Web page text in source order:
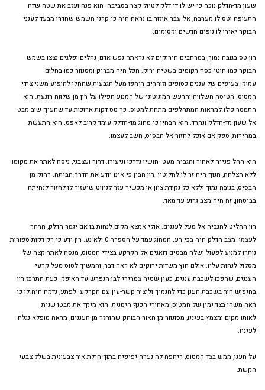
שעון מד-הדלק נוכח כי יש לו די דלק לטיול קצר בסביבה. הוא פנה ועזב את שטח שדה
התעופה וטס לו מערבה, אל עבר איזור בו נראה היה כי קרני השמש שחדרו מבעד לענני
הבוקר יאירו לו נופים חדשים וקסומים.
רון טס בגובה נמוך, במרחבים הירוקים לא נראתה נפש אדם, נחלים ופלגים נצצו בשמש
הבוקר כמו חוטי כסף רקומים בשטיח ירוק. הכל היה מבריק ומסנוור כמו בחלום
עמוק. צעיפים של עננים כסופים וזוהרים ריחפו מעל הגבעות שהחלו להופיע משני צידי
המטוס. הטיסה השלווה והרעש המונוטוני של המנוע הפילו על רון מן שלווה רוגעת. הוא
התמסר כולו למראות המתחלפים מתחת למטוס. כך טס דקות ארוכות עד שהעיף שוב מבט
אל שעון מד-הדלק ונחרד. הוא הבחין כי מחוג מד-הדלק עומד קרוב לאפס. הוא התעשת
במהירות, ספק אם אוכל לחזור אל הבסיס, חשב לעצמו.
הוא החל פנייה לאחור והגביה מעט. חושיו נדרכו וניעורו. דרוך ועצבני, ניסה לאתר את מקומו
ללא הצלחה, הנוף היה זר לו לחלוטין. רון הבין כי אינו יודע את הדרך הביתה. רחוק מן
הבסיס, בגובה נמוך וללא כל נקודת ציון או מכשיר עזר לניווט שיעזור לו לחזור לנחיתה
בביטחון, זה היה מצב גרוע עד מאד.
רון החליט להגביה אל מעל לעננים. אולי אמצא מקום לנחות בו אם יגמר הדלק, הרהר
לעצמו. מצב הדלק היה בכי רע. המחוג עמד על הספרה 0 ולא נע. רון ידע כי רק דקות ספורות
נותרו למנוע לפעול ושלח מבטים דואגים אל הקרקע בצידי המטוס, מנסה לאתר קצה של
מסלול לנחות עליו. אולם חוץ משדות ירוקים לא ראה דבר, והמשיך לטוס מעל קרעי
העננים, שהפכו לשכבת עננים, כעין שטיח צמרירי לבן הנפרש עד האופק. כעת התרכז רון
בחיפוש חור בשכבת הענן כדי להנמיך וליצור קשר-עין עם הקרקע. לפתע, נדמה היה לו כי
ראה משהו בצד ימין של המטוס, מאחורי הכנף הימנית. הוא מיקד את מבטו שנית
לאותו מקום ומצמץ בעיניו, מסונוור מן האור הבוהק שהוחזר מן העננים, מראה מופלא נגלה
לעיניו.
על הענן, ממש בצד המטוס, ריחפה לה נערה יפיפיה בתוך הילת אור צבעונית בשלל צבעי
הקשת.